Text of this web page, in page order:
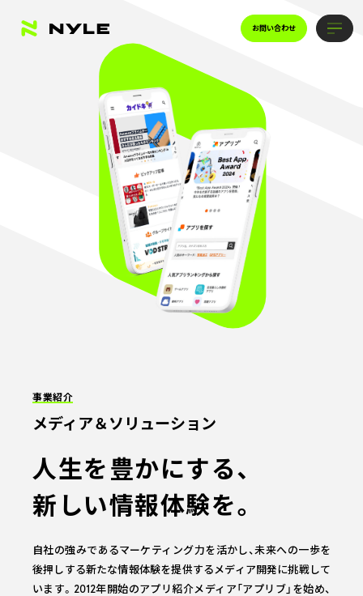
お問い合わせ
事業紹介
メディア＆ソリューション
人生を豊かにする、
新しい情報体験を。
自社の強みであるマーケティング力を活かし、未来への一歩を
後押しする新たな情報体験を提供するメディア開発に挑戦して
います。2012年開始のアプリ紹介メディア「アプリブ」を始め、